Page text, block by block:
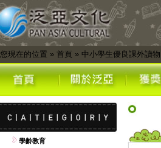
您現在的位置 » 首頁» 中小學生優良課外讀物
學齡教育